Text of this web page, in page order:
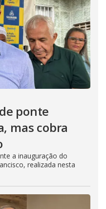
ponte
mas cobra
a inauguração do
realizada nesta